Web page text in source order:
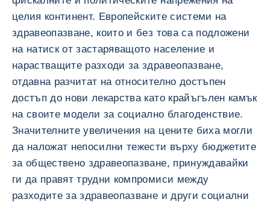
целия континент. Европейските системи на
здравеопазване, които и без това са подложени
на натиск от застаряващото население и
нарастващите разходи за здравеопазване,
отдавна разчитат на относително достъпен
достъп до нови лекарства като крайъгълен камък
на своите модели за социално благоденствие.
Значителните увеличения на цените биха могли
да наложат непосилни тежести върху бюджетите
за обществено здравеопазване, принуждавайки
ги да правят трудни компромиси между
разходите за здравеопазване и други социални